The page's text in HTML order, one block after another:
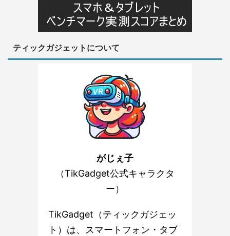
ティックガジェットについて
がじぇ子
（TikGadget公式キャラクタ
ー）
TikGadget（ティックガジェッ
ト）は、スマートフォン・タブ